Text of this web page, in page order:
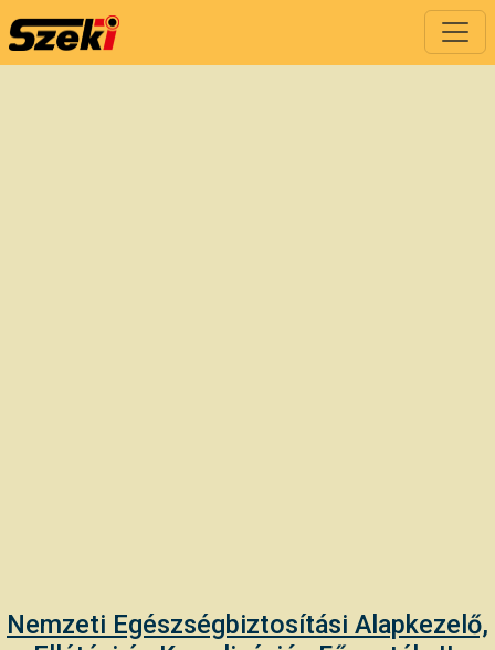
Nemzeti Egészségbiztosítási Alapkezelő,